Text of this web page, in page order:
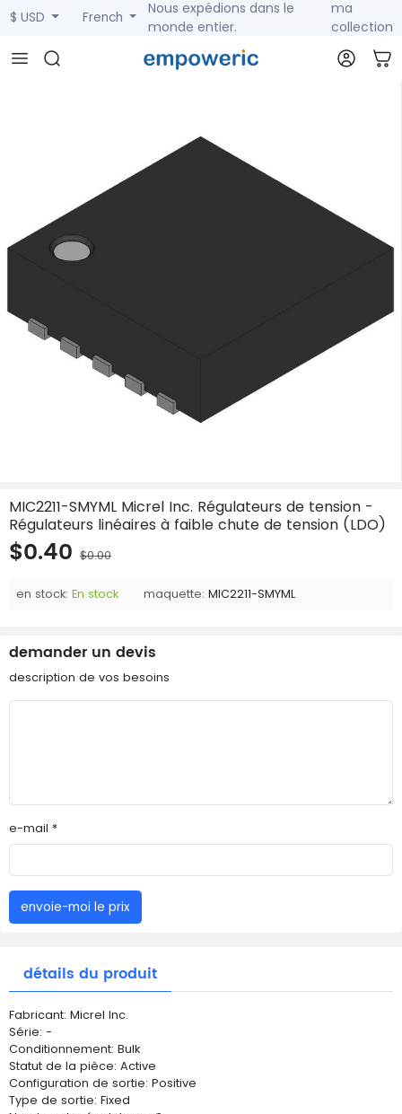
$ USD French
Nous expédions dans le
monde entier.
ma
collection
MIC2211-SMYML Micrel Inc. Régulateurs de tension -
Régulateurs linéaires à faible chute de tension (LDO)
$0.40 $0.00
en stock: En stock maquette: MIC2211-SMYML
demander un devis
description de vos besoins
e-mail *
envoie-moi le prix
détails du produit
Fabricant: Micrel Inc.
Série: -
Conditionnement: Bulk
Statut de la pièce: Active
Configuration de sortie: Positive
Type de sortie: Fixed